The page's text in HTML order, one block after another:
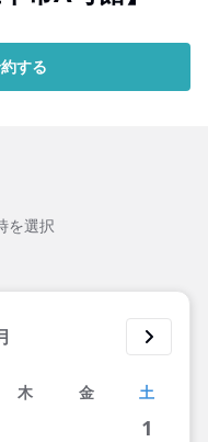
する
を選択
木 金 土
1